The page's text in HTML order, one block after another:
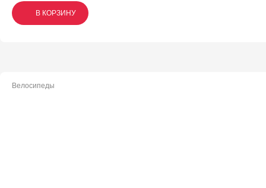
В КОРЗИНУ
В КОРЗИНУ
В КОРЗИНУ
Велосипеды